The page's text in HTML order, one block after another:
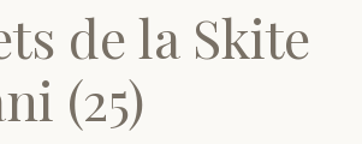
de la Skite
(25)